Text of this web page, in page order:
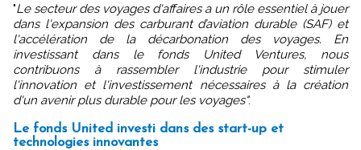
"Le secteur des voyages d'affaires a un rôle essentiel à jouer
dans l'expansion des carburant d’aviation durable (SAF) et
l'accélération de la décarbonation des voyages. En
investissant dans le fonds United Ventures, nous
contribuons à rassembler l'industrie pour stimuler
l'innovation et l'investissement nécessaires à la création
d'un avenir plus durable pour les voyages".
Le fonds United investi dans des start-up et
technologies innovantes